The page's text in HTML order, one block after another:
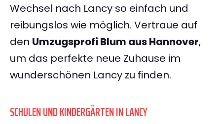
Wechsel nach Lancy so einfach und
reibungslos wie möglich. Vertraue auf
den Umzugsprofi Blum aus Hannover,
um das perfekte neue Zuhause im
wunderschönen Lancy zu finden.
SCHULEN UND KINDERGÄRTEN IN LANCY